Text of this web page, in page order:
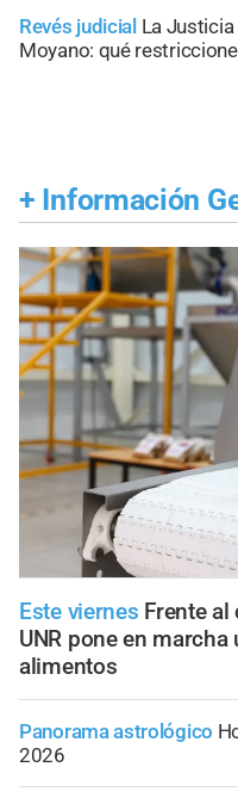
Revés judicial La
Moyano: qué
+ Información
Este viernes Frente al
UNR pone en
alimentos
Panorama astrológico
2026